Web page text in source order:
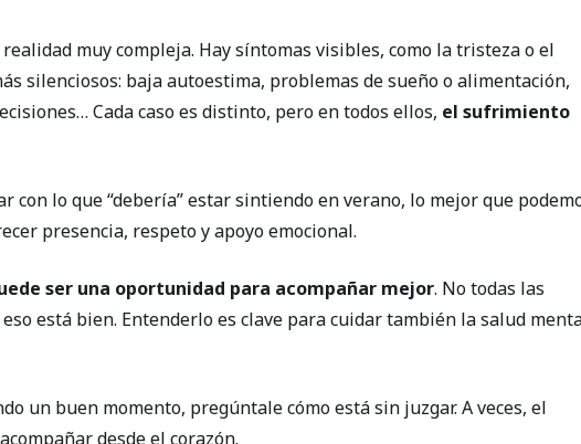
muy compleja. Hay síntomas visibles, como la tristeza o el
silenciosos: baja autoestima, problemas de sueño o alimentación,
Cada caso es distinto, pero en todos ellos, el sufrimiento
con lo que “debería” estar sintiendo en verano, lo mejor que
presencia, respeto y apoyo emocional.
ser una oportunidad para acompañar mejor. No todas las
está bien. Entenderlo es clave para cuidar también la salud
un buen momento, pregúntale cómo está sin juzgar. A veces, el
desde el corazón.